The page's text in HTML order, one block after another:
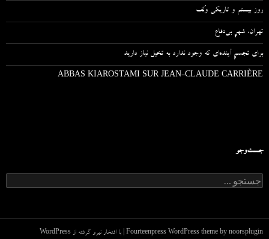
روز بیستم و تاریکی وُلف
تهران، شهرِ بی‌دفاع
برای تجسمِ آینده‌ای که وجود ندارد به تخیل نیاز دارید
ABBAS KIAROSTAMI SUR JEAN-CLAUDE CARRIÈRE
جست‌وجو
س
ب
Fourteenpress WordPress theme by noorsplugin با افتخار نیرو گرفته از WordPress